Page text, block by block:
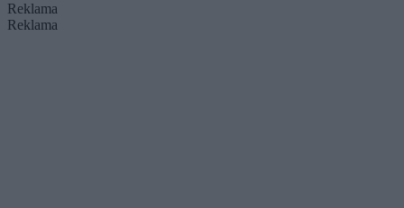
Reklama
Reklama